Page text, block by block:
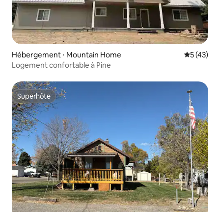
Hébergement ⋅ Mountain Home
5 (43)
Logement confortable à Pine
Superhôte
Superhôte